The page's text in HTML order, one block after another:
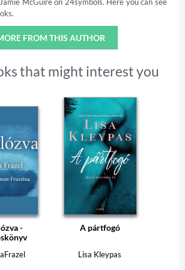
Jamie McGuire on 24symbols. Here you can see
FROM THIS AUTHOR
that might interest you
-
A pártfogó
Lisa Kleypas